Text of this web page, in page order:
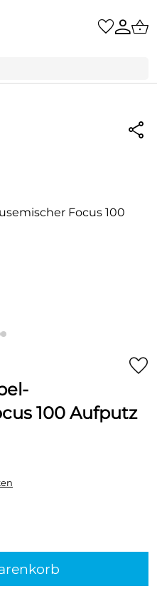
100 Aufputz